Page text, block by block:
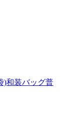
)和装バッグ普